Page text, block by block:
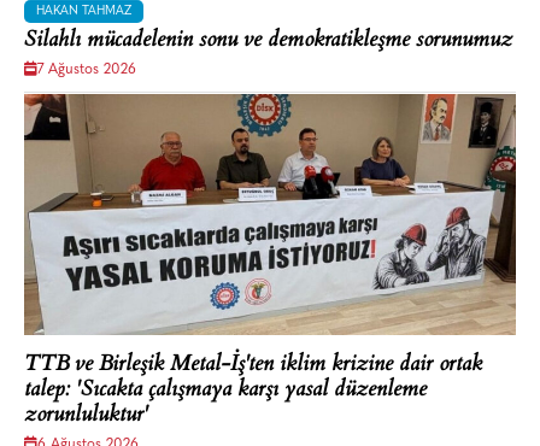
HAKAN TAHMAZ
Silahlı mücadelenin sonu ve demokratikleşme sorunumuz
7 Ağustos 2026
TTB ve Birleşik Metal-İş'ten iklim krizine dair ortak
talep: 'Sıcakta çalışmaya karşı yasal düzenleme
zorunluluktur'